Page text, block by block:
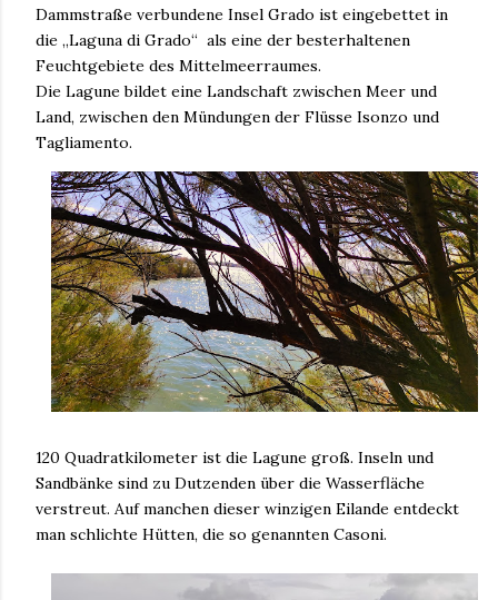
Dammstraße verbundene Insel Grado ist eingebettet in
die „Laguna di Grado“ als eine der besterhaltenen
Feuchtgebiete des Mittelmeerraumes.
Die Lagune bildet eine Landschaft zwischen Meer und
Land, zwischen den Mündungen der Flüsse Isonzo und
Tagliamento.
120 Quadratkilometer ist die Lagune groß. Inseln und
Sandbänke sind zu Dutzenden über die Wasserfläche
verstreut. Auf manchen dieser winzigen Eilande entdeckt
man schlichte Hütten, die so genannten Casoni.